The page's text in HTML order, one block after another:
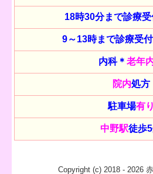
18時30分まで診療受
9～13時まで診療受付
内科＊ 老年
院内処方
駐車場有り
中野駅徒歩
Copyright (c) 2018 - 2026